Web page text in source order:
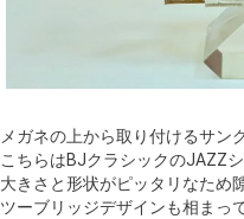
メガネの上から取り付けるサン
こちらはBJクラシックのJAZZシ
大きさと形状がピッタリなため
ツーブリッジデザインも相まっ